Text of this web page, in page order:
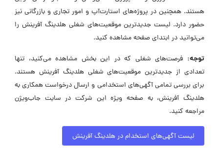
هستند. همچنین در پروژه‌های استارت‌آپ و امور تجاری و بازرگانی نیز
حضور دارد. لیست جدیدترین موقعیت‌های شغلی هلدینگ آفرینش را
می‌توانید در ابتدای صفحه مشاهده کنید.
توجه: فرصت‌های شغلی که در این بخش مشاهده می‌کنید، تنها
تعدادی از جدیدترین موقعیت‌های شغلی هلدینگ آفرینش هستند.
برای بررسی تمامی آگهی‌های استخدامی و ارسال درخواست همکاری به
هلدینگ آفرینش، به صفحه ویژه این شرکت در سایت جاب‌ویژن
مراجعه کنید.
لیست آگهی‌های استخدام در هلدینگ آفرینش